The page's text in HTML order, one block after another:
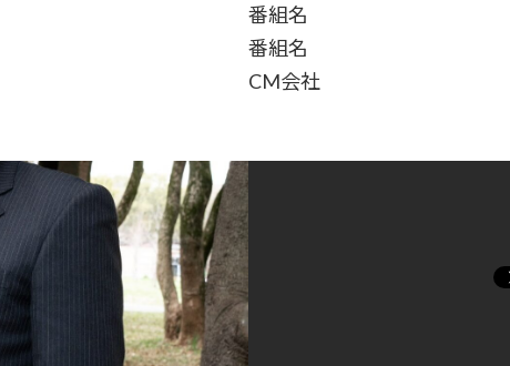
番組名
番組名
CM会社